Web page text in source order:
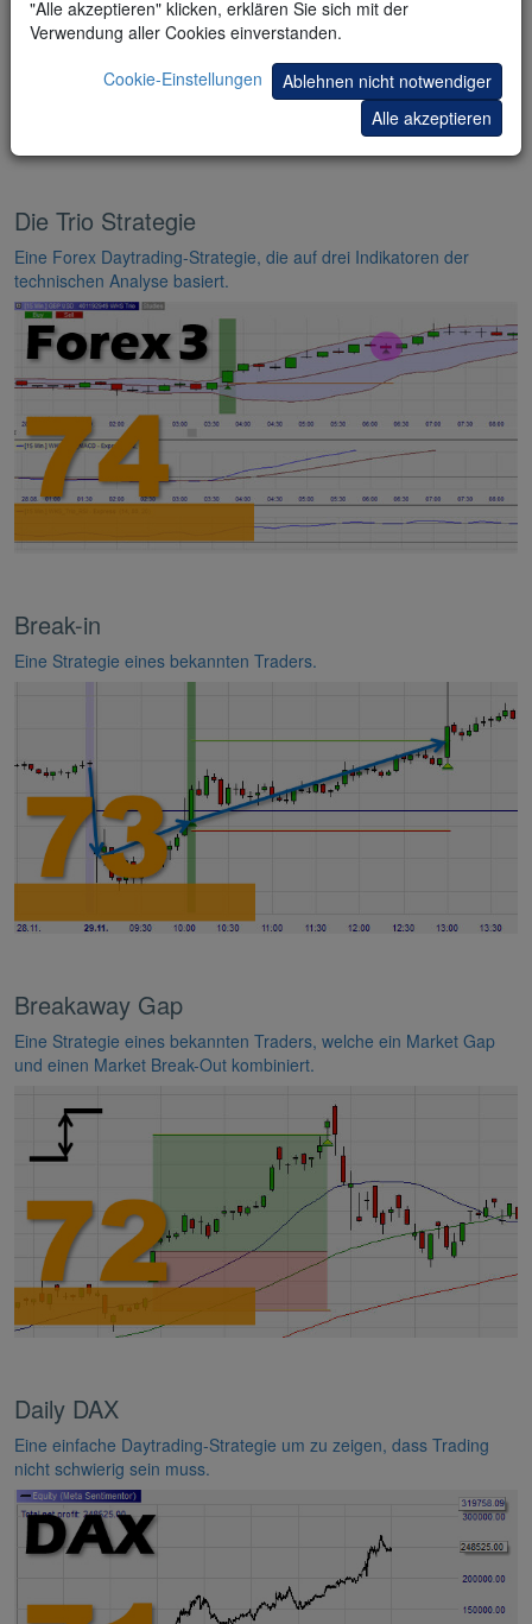
Die Trio Strategie
Eine Forex Daytrading-Strategie, die auf drei Indikatoren der
technischen Analyse basiert.
Break-in
Eine Strategie eines bekannten Traders.
Breakaway Gap
Eine Strategie eines bekannten Traders, welche ein Market Gap
und einen Market Break-Out kombiniert.
Daily DAX
Eine einfache Daytrading-Strategie um zu zeigen, dass Trading
nicht schwierig sein muss.
"Alle akzeptieren" klicken, erklären Sie sich mit der
Verwendung aller Cookies einverstanden.
Cookie-Einstellungen
Ablehnen nicht notwendiger
Alle akzeptieren